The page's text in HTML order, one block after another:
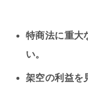
特商法に重大
い。
架空の利益を